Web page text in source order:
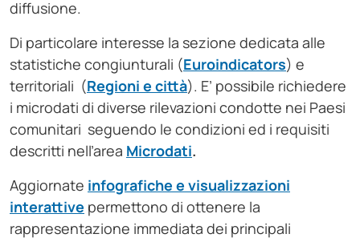
diffusione.
Di particolare interesse la sezione dedicata alle
statistiche congiunturali (Euroindicators) e
territoriali (Regioni e città). E’ possibile richiedere
i microdati di diverse rilevazioni condotte nei Paesi
comunitari seguendo le condizioni ed i requisiti
descritti nell’area Microdati.
Aggiornate infografiche e visualizzazioni
interattive permettono di ottenere la
rappresentazione immediata dei principali